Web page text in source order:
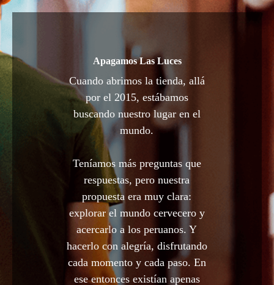
Apagamos Las Luces
Cuando abrimos la tienda, allá
por el 2015, estábamos
buscando nuestro lugar en el
mundo.
Teníamos más preguntas que
respuestas, pero nuestra
propuesta era muy clara:
explorar el mundo cervecero y
acercarlo a los peruanos. Y
hacerlo con alegría, disfrutando
cada momento y cada paso. En
ese entonces existían apenas